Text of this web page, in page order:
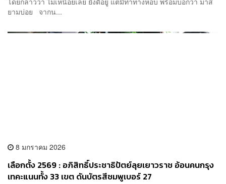
ยามบ่อย จากน...
8 มกราคม 2026
เลือกตั้ง 2569 : อภิสิทธิ์ประชาธิปัตย์ลุยเยาวราช อ้อนคนกรุง
เทคะแนนทั้ง 33 เขต ดันบัตรสีชมพูเบอร์ 27